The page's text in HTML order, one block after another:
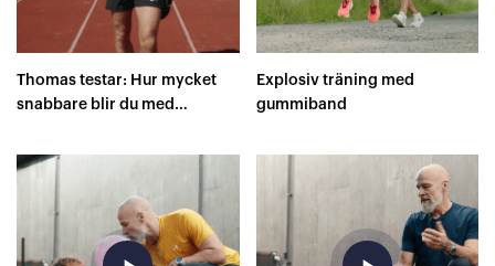
Thomas testar: Hur mycket
snabbare blir du med
Explosiv träning med
gummiband